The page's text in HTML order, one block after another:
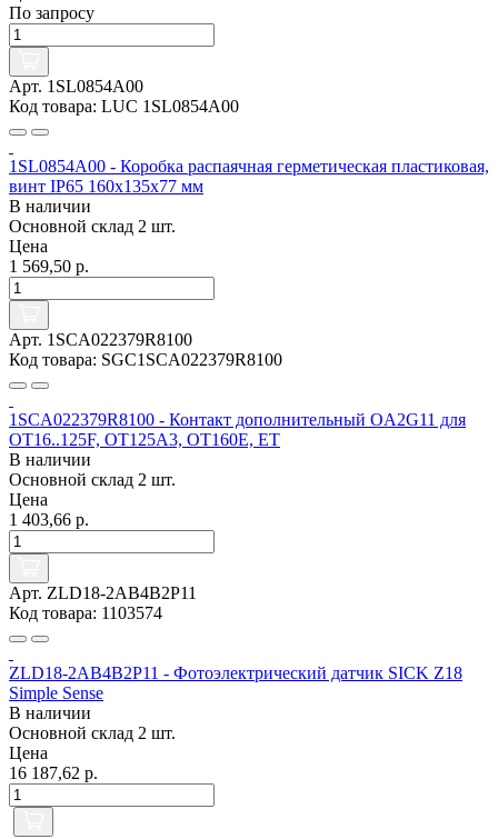
По запросу
Арт. 1SL0854A00
Код товара: LUC 1SL0854A00
1SL0854A00 - Коробка распаячная герметическая пластиковая,
винт IP65 160х135х77 мм
В наличии
Основной склад 2 шт.
Цена
1 569,50 р.
Арт. 1SCA022379R8100
Код товара: SGC1SCA022379R8100
1SCA022379R8100 - Контакт дополнительный OA2G11 для
ОТ16..125F, OT125A3, OT160E, ET
В наличии
Основной склад 2 шт.
Цена
1 403,66 р.
Арт. ZLD18-2AB4B2P11
Код товара: 1103574
ZLD18-2AB4B2P11 - Фотоэлектрический датчик SICK Z18
Simple Sense
В наличии
Основной склад 2 шт.
Цена
16 187,62 р.